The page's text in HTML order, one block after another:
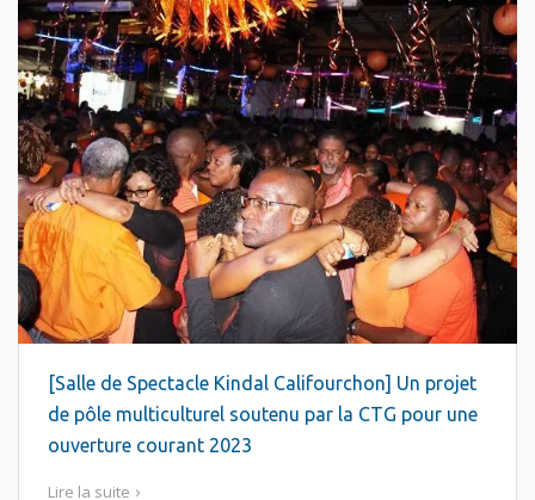
[Salle de Spectacle Kindal Califourchon] Un projet
de pôle multiculturel soutenu par la CTG pour une
ouverture courant 2023
Lire la suite